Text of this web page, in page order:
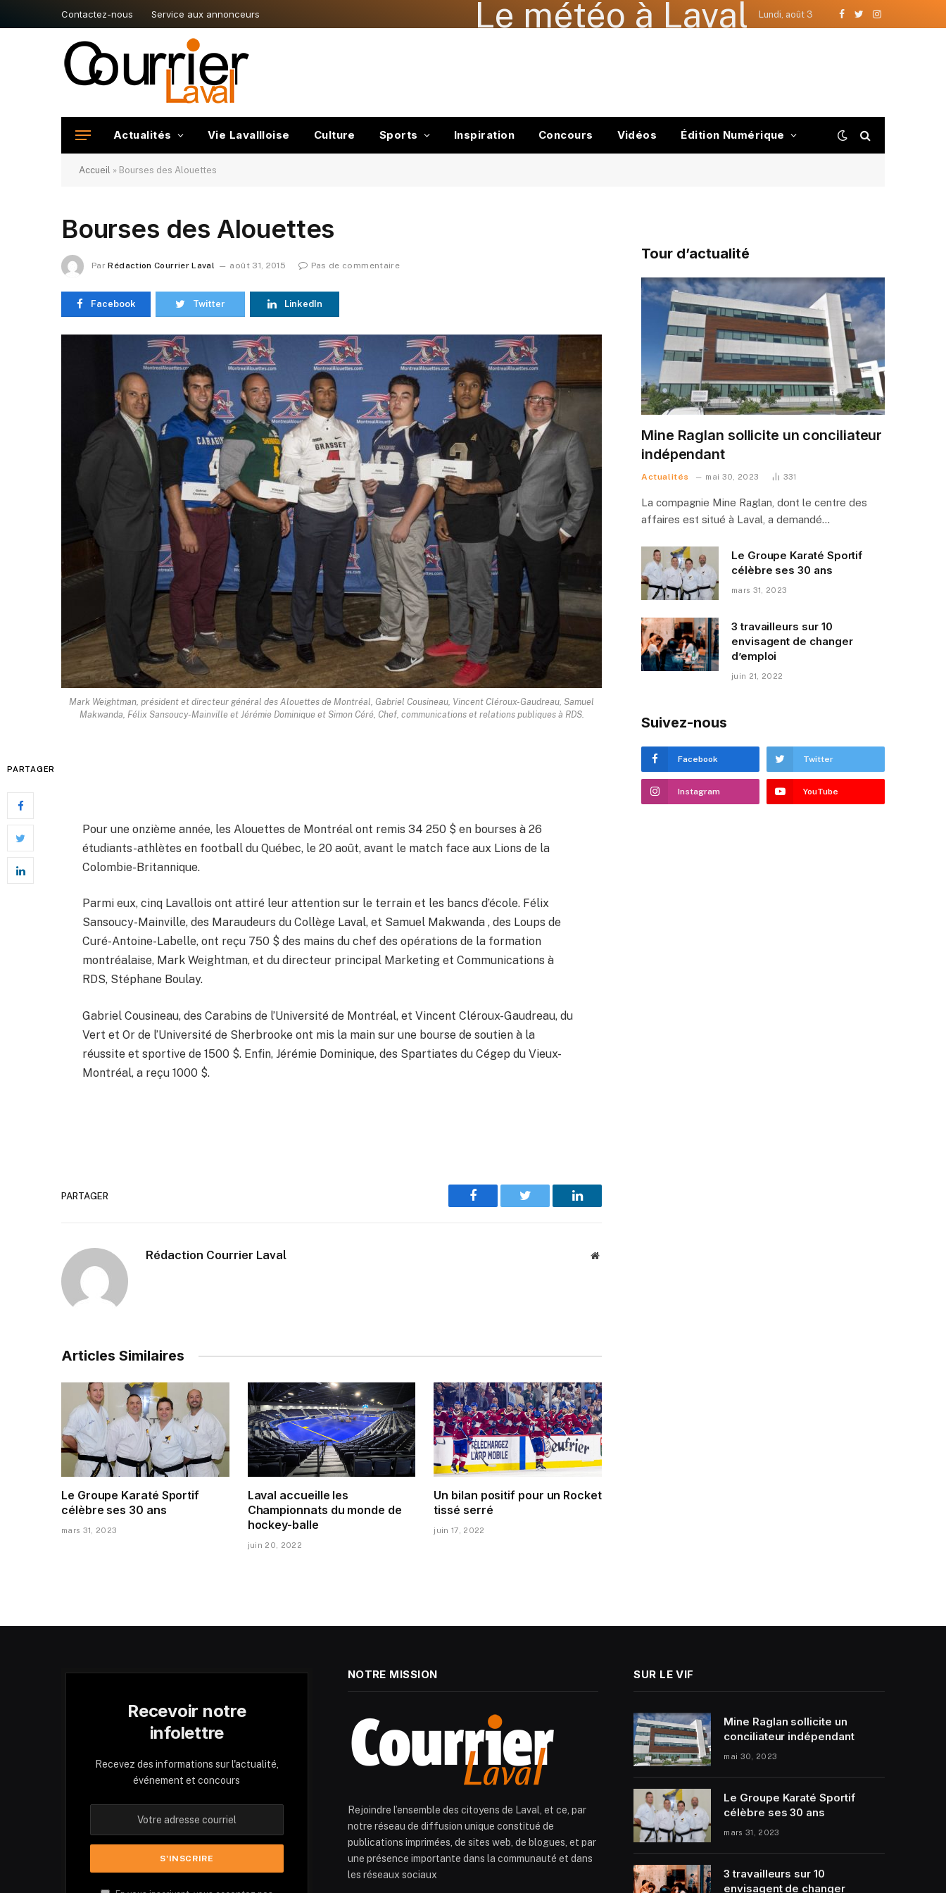
Contactez-nous Service aux annonceurs Le météo à Laval Lundi, août 3
Facebook
TwitterInstagram
Actualités Vie Lavallloise Culture Sports Inspiration Concours Vidéos Édition Numérique
Accueil » Bourses des Alouettes
Bourses des Alouettes
Par Rédaction Courrier Laval août 31, 2015 Pas de commentaire
Facebook Twitter LinkedIn
Mark Weightman, président et directeur général des Alouettes de Montréal, Gabriel Cousineau, Vincent Cléroux-Gaudreau, Samuel
Makwanda, Félix Sansoucy-Mainville et Jérémie Dominique et Simon Céré, Chef, communications et relations publiques à RDS.
PARTAGER
Pour une onzième année, les Alouettes de Montréal ont remis 34 250 $ en bourses à 26
étudiants-athlètes en football du Québec, le 20 août, avant le match face aux Lions de la
Colombie-Britannique.
Parmi eux, cinq Lavallois ont attiré leur attention sur le terrain et les bancs d’école. Félix
Sansoucy-Mainville, des Maraudeurs du Collège Laval, et Samuel Makwanda , des Loups de
Curé-Antoine-Labelle, ont reçu 750 $ des mains du chef des opérations de la formation
montréalaise, Mark Weightman, et du directeur principal Marketing et Communications à
RDS, Stéphane Boulay.
Gabriel Cousineau, des Carabins de l’Université de Montréal, et Vincent Cléroux-Gaudreau, du
Vert et Or de l’Université de Sherbrooke ont mis la main sur une bourse de soutien à la
réussite et sportive de 1500 $. Enfin, Jérémie Dominique, des Spartiates du Cégep du Vieux-
Montréal, a reçu 1000 $.
PARTAGER
Facebook Twitter LinkedIn
Rédaction Courrier Laval Website
Articles Similaires
Le Groupe Karaté Sportif
célèbre ses 30 ans
mars 31, 2023
Laval accueille les
Championnats du monde de
hockey-balle
juin 20, 2022
Un bilan positif pour un Rocket
tissé serré
juin 17, 2022
Tour d’actualité
Mine Raglan sollicite un conciliateur
indépendant
Actualités mai 30, 2023 331
La compagnie Mine Raglan, dont le centre des
affaires est situé à Laval, a demandé…
Le Groupe Karaté Sportif
célèbre ses 30 ans
mars 31, 2023
3 travailleurs sur 10
envisagent de changer
d’emploi
juin 21, 2022
Suivez-nous
Facebook Twitter
Instagram YouTube
Recevoir notre
infolettre
Recevez des informations sur l'actualité,
événement et concours
NOTRE MISSION
Rejoindre l’ensemble des citoyens de Laval, et ce, par
notre réseau de diffusion unique constitué de
publications imprimées, de sites web, de blogues, et par
une présence importante dans la communauté et dans
les réseaux sociaux
SUR LE VIF
Mine Raglan sollicite un
conciliateur indépendant
mai 30, 2023
Le Groupe Karaté Sportif
célèbre ses 30 ans
mars 31, 2023
3 travailleurs sur 10
envisagent de changer